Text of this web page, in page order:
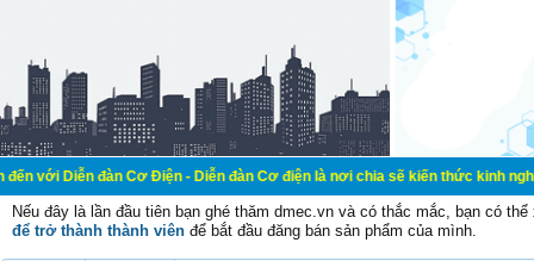
đàn Cơ Điện - Diễn đàn Cơ điện là nơi chia sẽ kiến thức kinh nghiệm
Nếu đây là lần đầu tiên bạn ghé thăm dmec.vn và có thắc mắc, bạn có
để trở thành thành viên để bắt đầu đăng bán sản phẩm của mình.